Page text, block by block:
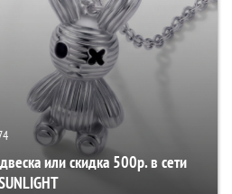
или скидка 500р. в сети